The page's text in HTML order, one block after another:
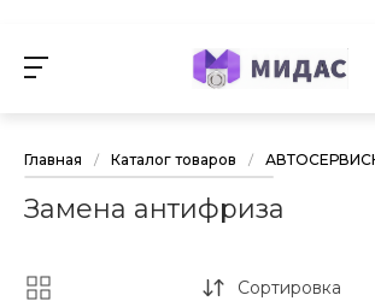
Главная / Каталог товаров /
Замена антифриза
Сортировка